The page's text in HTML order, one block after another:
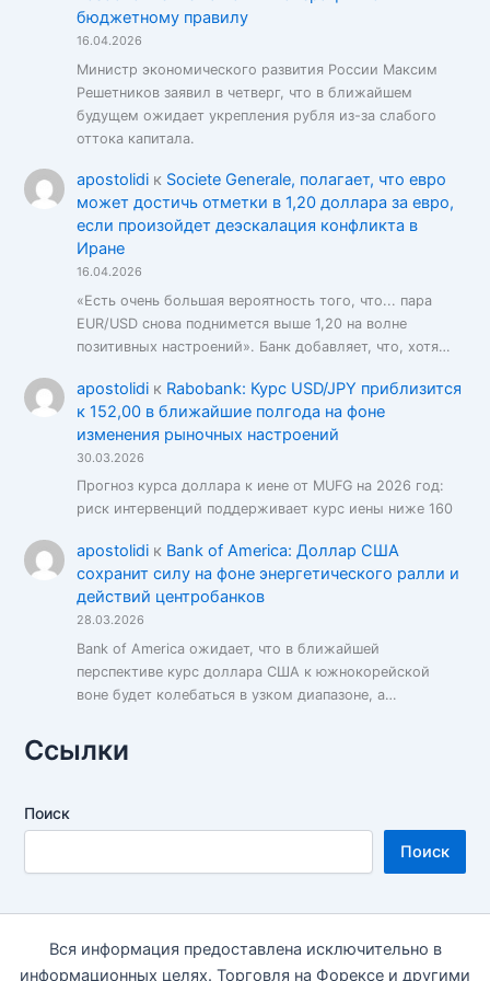
бюджетному правилу
16.04.2026
Министр экономического развития России Максим
Решетников заявил в четверг, что в ближайшем
будущем ожидает укрепления рубля из-за слабого
оттока капитала.
apostolidiк Societe Generale, полагает, что евро
может достичь отметки в 1,20 доллара за евро,
если произойдет деэскалация конфликта в
Иране
16.04.2026
«Есть очень большая вероятность того, что... пара
EUR/USD снова поднимется выше 1,20 на волне
позитивных настроений». Банк добавляет, что, хотя…
apostolidiк Rabobank: Курс USD/JPY приблизится
к 152,00 в ближайшие полгода на фоне
изменения рыночных настроений
30.03.2026
Прогноз курса доллара к иене от MUFG на 2026 год:
риск интервенций поддерживает курс иены ниже 160
apostolidiк Bank of America: Доллар США
сохранит силу на фоне энергетического ралли и
действий центробанков
28.03.2026
Bank of America ожидает, что в ближайшей
перспективе курс доллара США к южнокорейской
воне будет колебаться в узком диапазоне, а…
Ссылки
Поиск
Поиск
Вся информация предоставлена исключительно в
информационных целях. Торговля на Форексе и другими